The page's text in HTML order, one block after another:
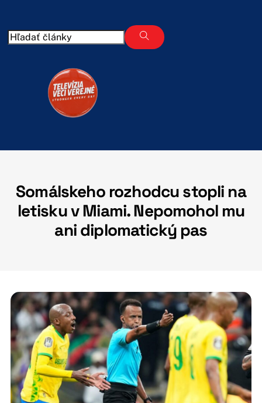
content
Somálskeho rozhodcu stopli na
letisku v Miami. Nepomohol mu
ani diplomatický pas